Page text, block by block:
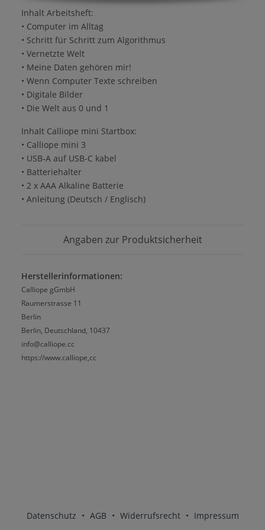
Inhalt Arbeitsheft:
• Computer im Alltag
• Schritt für Schritt zum Algorithmus
• Vernetzte Welt
• Meine Daten gehören mir!
• Wenn Computer Texte schreiben
• Digitale Bilder
• Die Welt aus 0 und 1
Inhalt Calliope mini Startbox:
• Calliope mini 3
• USB-A auf USB-C kabel
• Batteriehalter
• 2 x AAA Alkaline Batterie
• Anleitung (Deutsch / Englisch)
Angaben zur Produktsicherheit
Herstellerinformationen:
Calliope gGmbH
Raumerstrasse 11
Berlin
Berlin, Deutschland, 10437
info@calliope.cc
https://www.calliope,cc
Datenschutz • AGB • Widerrufsrecht • Impressum